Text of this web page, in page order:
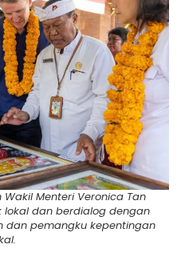
Menteri Veronica Tan
lokal dan berdialog dengan
dan pemangku kepentingan